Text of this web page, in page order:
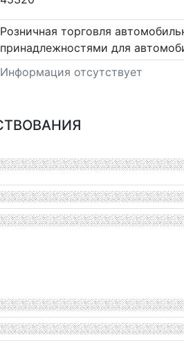
Розничная торговля
принадлежностями для
Информация отсутствует